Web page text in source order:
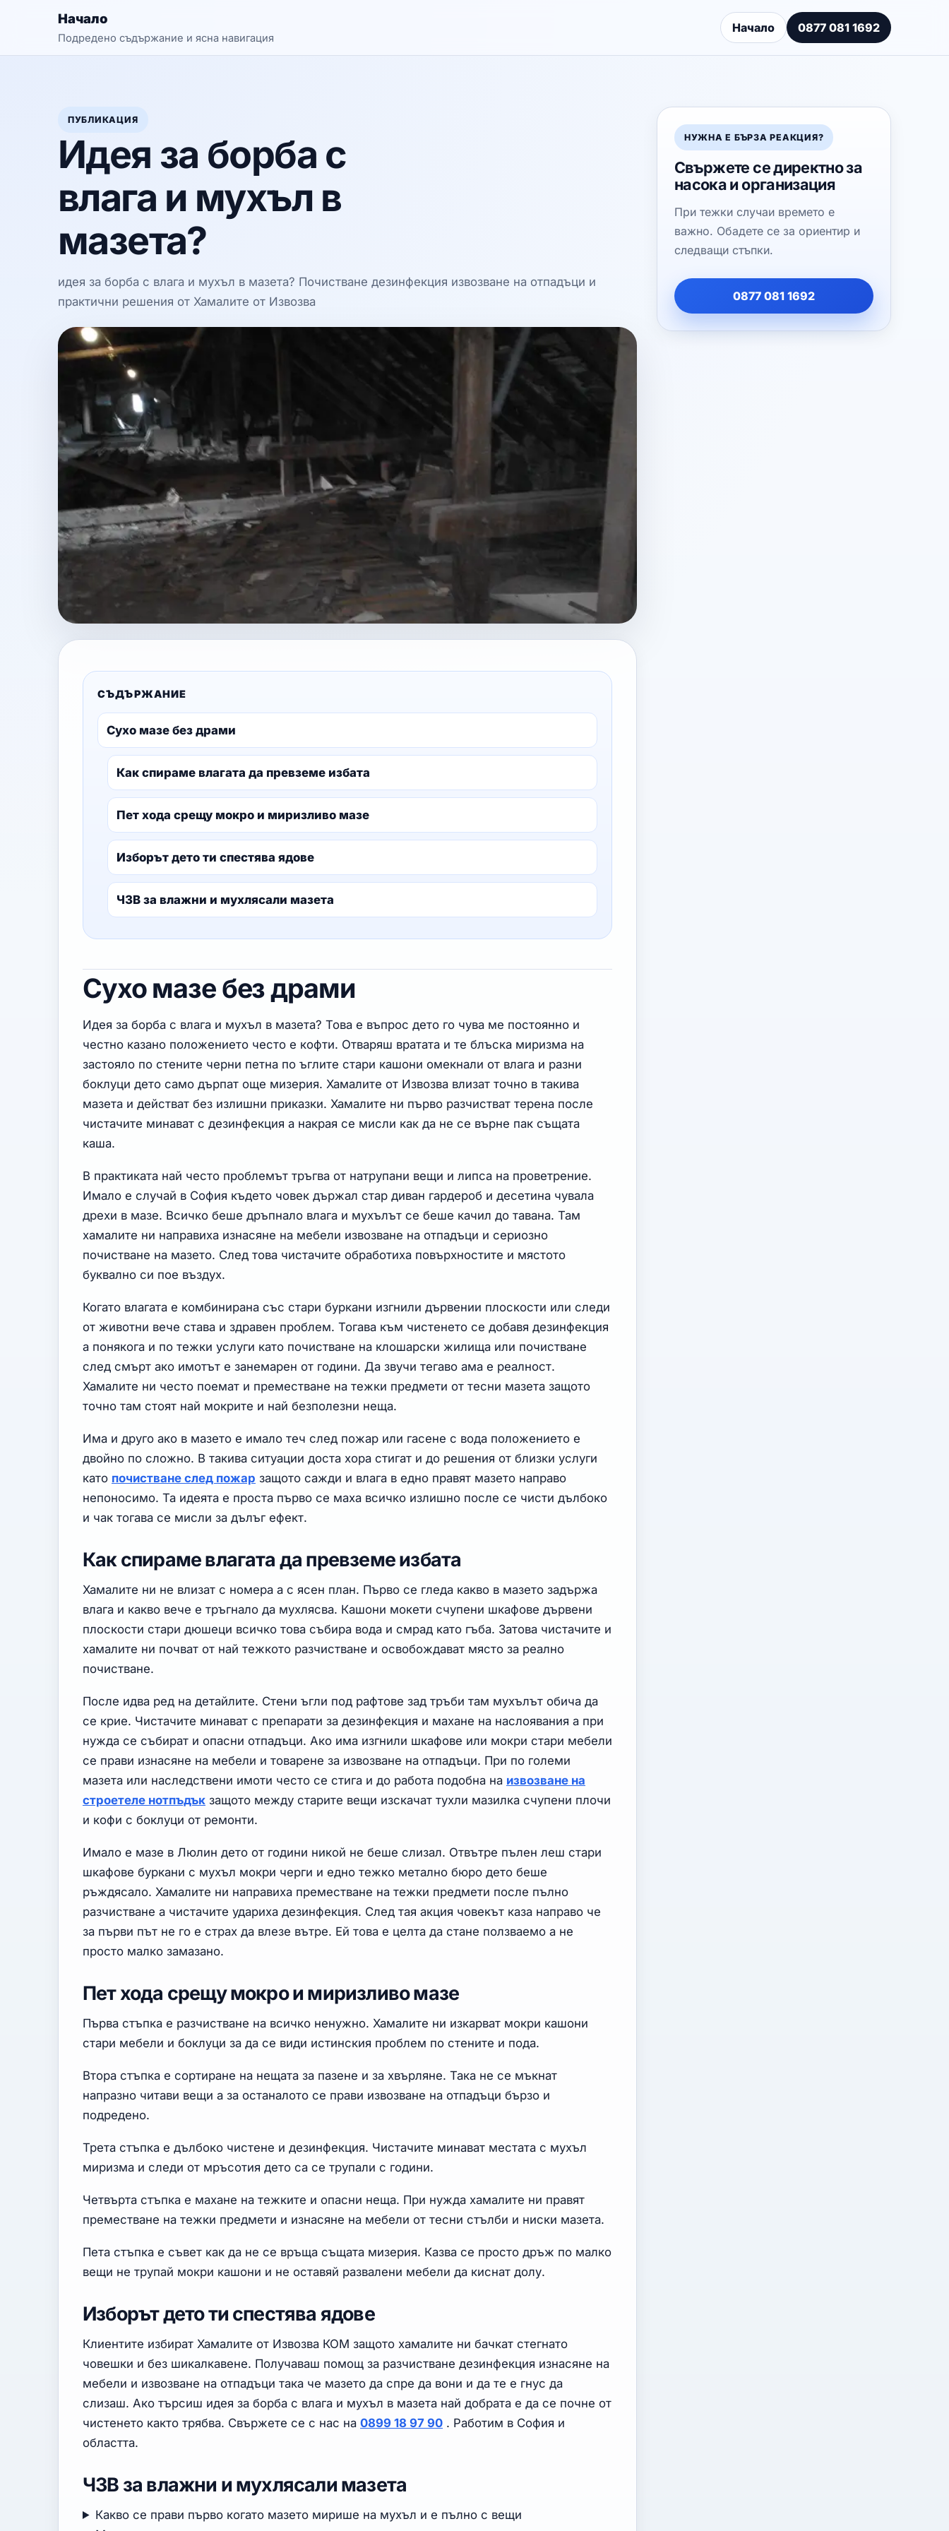
Начало
Подредено съдържание и ясна навигация
Начало 0877 081 1692
ПУБЛИКАЦИЯ
Идея за борба с
влага и мухъл в
мазета?
идея за борба с влага и мухъл в мазета? Почистване дезинфекция извозване на отпадъци и
практични решения от Хамалите от Извозва
СЪДЪРЖАНИЕ
Сухо мазе без драми
Как спираме влагата да превземе избата
Пет хода срещу мокро и миризливо мазе
Изборът дето ти спестява ядове
ЧЗВ за влажни и мухлясали мазета
Сухо мазе без драми
Идея за борба с влага и мухъл в мазета? Това е въпрос дето го чува ме постоянно и
честно казано положението често е кофти. Отваряш вратата и те блъска миризма на
застояло по стените черни петна по ъглите стари кашони омекнали от влага и разни
боклуци дето само дърпат още мизерия. Хамалите от Извозва влизат точно в такива
мазета и действат без излишни приказки. Хамалите ни първо разчистват терена после
чистачите минават с дезинфекция а накрая се мисли как да не се върне пак същата
каша.
В практиката най често проблемът тръгва от натрупани вещи и липса на проветрение.
Имало е случай в София където човек държал стар диван гардероб и десетина чувала
дрехи в мазе. Всичко беше дръпнало влага и мухълът се беше качил до тавана. Там
хамалите ни направиха изнасяне на мебели извозване на отпадъци и сериозно
почистване на мазето. След това чистачите обработиха повърхностите и мястото
буквално си пое въздух.
Когато влагата е комбинирана със стари буркани изгнили дървении плоскости или следи
от животни вече става и здравен проблем. Тогава към чистенето се добавя дезинфекция
а понякога и по тежки услуги като почистване на клошарски жилища или почистване
след смърт ако имотът е занемарен от години. Да звучи тегаво ама е реалност.
Хамалите ни често поемат и преместване на тежки предмети от тесни мазета защото
точно там стоят най мокрите и най безполезни неща.
Има и друго ако в мазето е имало теч след пожар или гасене с вода положението е
двойно по сложно. В такива ситуации доста хора стигат и до решения от близки услуги
като почистване след пожар защото сажди и влага в едно правят мазето направо
непоносимо. Та идеята е проста първо се маха всичко излишно после се чисти дълбоко
и чак тогава се мисли за дълъг ефект.
Как спираме влагата да превземе избата
Хамалите ни не влизат с номера а с ясен план. Първо се гледа какво в мазето задържа
влага и какво вече е тръгнало да мухлясва. Кашони мокети счупени шкафове дървени
плоскости стари дюшеци всичко това събира вода и смрад като гъба. Затова чистачите и
хамалите ни почват от най тежкото разчистване и освобождават място за реално
почистване.
После идва ред на детайлите. Стени ъгли под рафтове зад тръби там мухълът обича да
се крие. Чистачите минават с препарати за дезинфекция и махане на наслоявания а при
нужда се събират и опасни отпадъци. Ако има изгнили шкафове или мокри стари мебели
се прави изнасяне на мебели и товарене за извозване на отпадъци. При по големи
мазета или наследствени имоти често се стига и до работа подобна на извозване на
строетеле нотпъдък защото между старите вещи изскачат тухли мазилка счупени плочи
и кофи с боклуци от ремонти.
Имало е мазе в Люлин дето от години никой не беше слизал. Отвътре пълен леш стари
шкафове буркани с мухъл мокри черги и едно тежко метално бюро дето беше
ръждясало. Хамалите ни направиха преместване на тежки предмети после пълно
разчистване а чистачите удариха дезинфекция. След тая акция човекът каза направо че
за първи път не го е страх да влезе вътре. Ей това е целта да стане ползваемо а не
просто малко замазано.
Пет хода срещу мокро и миризливо мазе
Първа стъпка е разчистване на всичко ненужно. Хамалите ни изкарват мокри кашони
стари мебели и боклуци за да се види истинския проблем по стените и пода.
Втора стъпка е сортиране на нещата за пазене и за хвърляне. Така не се мъкнат
напразно читави вещи а за останалото се прави извозване на отпадъци бързо и
подредено.
Трета стъпка е дълбоко чистене и дезинфекция. Чистачите минават местата с мухъл
миризма и следи от мръсотия дето са се трупали с години.
Четвърта стъпка е махане на тежките и опасни неща. При нужда хамалите ни правят
преместване на тежки предмети и изнасяне на мебели от тесни стълби и ниски мазета.
Пета стъпка е съвет как да не се връща същата мизерия. Казва се просто дръж по малко
вещи не трупай мокри кашони и не оставяй развалени мебели да киснат долу.
Изборът дето ти спестява ядове
Клиентите избират Хамалите от Извозва КОМ защото хамалите ни бачкат стегнато
човешки и без шикалкавене. Получаваш помощ за разчистване дезинфекция изнасяне на
мебели и извозване на отпадъци така че мазето да спре да вони и да те е гнус да
слизаш. Ако търсиш идея за борба с влага и мухъл в мазета най добрата е да се почне от
чистенето както трябва. Свържете се с нас на 0899 18 97 90 . Работим в София и
областта.
ЧЗВ за влажни и мухлясали мазета
Какво се прави първо когато мазето мирише на мухъл и е пълно с вещи
НУЖНА Е БЪРЗА РЕАКЦИЯ?
Свържете се директно за
насока и организация
При тежки случаи времето е
важно. Обадете се за ориентир и
следващи стъпки.
0877 081 1692